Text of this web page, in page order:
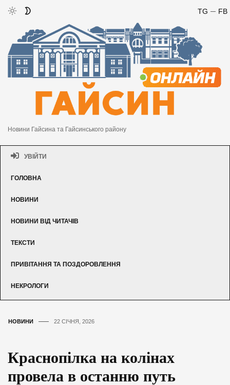
FB
TG
Новини Гайсина та Гайсинського району
УВІЙТИ
ГОЛОВНА
НОВИНИ
НОВИНИ ВІД ЧИТАЧІВ
ТЕКСТИ
ПРИВІТАННЯ ТА ПОЗДОРОВЛЕННЯ
НЕКРОЛОГИ
НОВИНИ 22 СІЧНЯ, 2026
Краснопілка на колінах
провела в останню путь